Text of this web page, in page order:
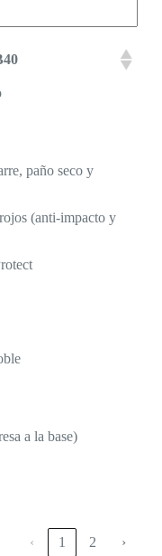
paño seco y
(anti-impacto y
a la base)
‹ 1 2 ›